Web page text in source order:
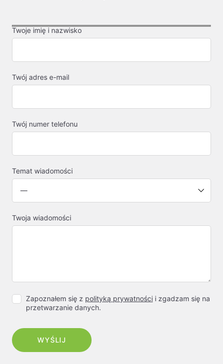
Twoje imię i nazwisko
Twój adres e-mail
Twój numer telefonu
Temat wiadomości
Twoja wiadomości
Zapoznałem się z polityką prywatności i zgadzam się na
przetwarzanie danych.